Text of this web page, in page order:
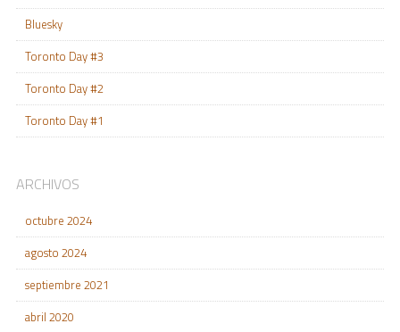
Bluesky
Toronto Day #3
Toronto Day #2
Toronto Day #1
ARCHIVOS
octubre 2024
agosto 2024
septiembre 2021
abril 2020